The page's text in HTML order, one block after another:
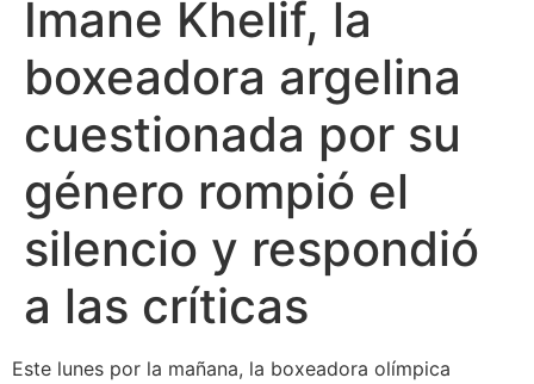
Imane Khelif, la
boxeadora argelina
cuestionada por su
género rompió el
silencio y respondió
a las críticas
Este lunes por la mañana, la boxeadora olímpica